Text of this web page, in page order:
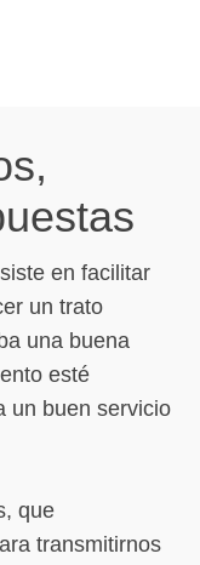
en facilitar
un trato
una buena
esté
un buen servicio
que
transmitirnos